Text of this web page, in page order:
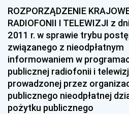
ROZPORZĄDZENIE
RADIOFONII I TELEWIZJI z
2011 r. w sprawie trybu
związanego z nieodpłatnym
informowaniem w
publicznej radiofonii i
prowadzonej przez
publicznego nieodpłatnej
pożytku publicznego